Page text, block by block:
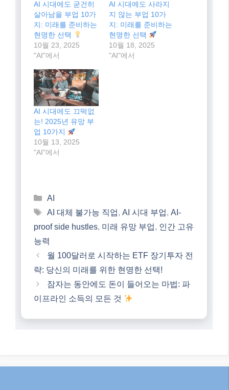
"AI"에서
Categories
AI
proof side hustles,
능력
월 100달러로 시작하는 ETF 장기투자 전
략: 당신의 미래를 위한 현명한 선택!
잠자는 동안에도 돈이 들어오는 마법: 파
이프라인 소득의 모든 것
검색
색